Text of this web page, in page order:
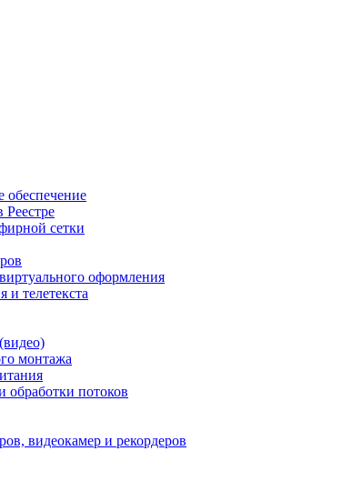
обеспечение
сетки
оформления
и телетекста
монтажа
обработки потоков
видеокамер и рекордеров